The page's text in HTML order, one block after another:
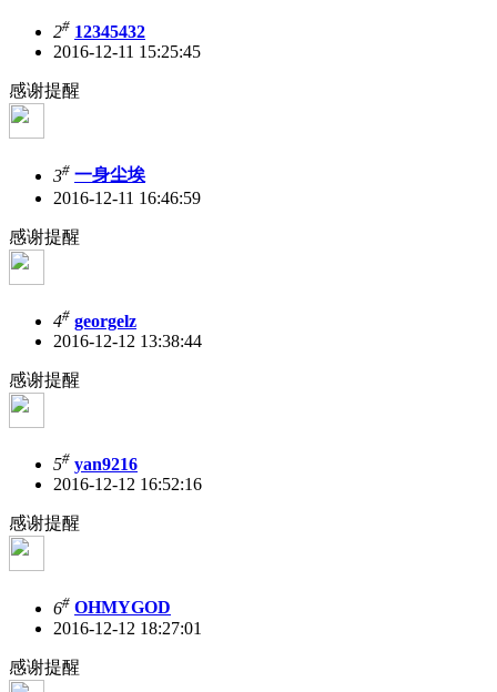
2# 12345432
2016-12-11 15:25:45
感谢提醒
3# 一身尘埃
2016-12-11 16:46:59
感谢提醒
4# georgelz
2016-12-12 13:38:44
感谢提醒
5# yan9216
2016-12-12 16:52:16
感谢提醒
6# OHMYGOD
2016-12-12 18:27:01
感谢提醒